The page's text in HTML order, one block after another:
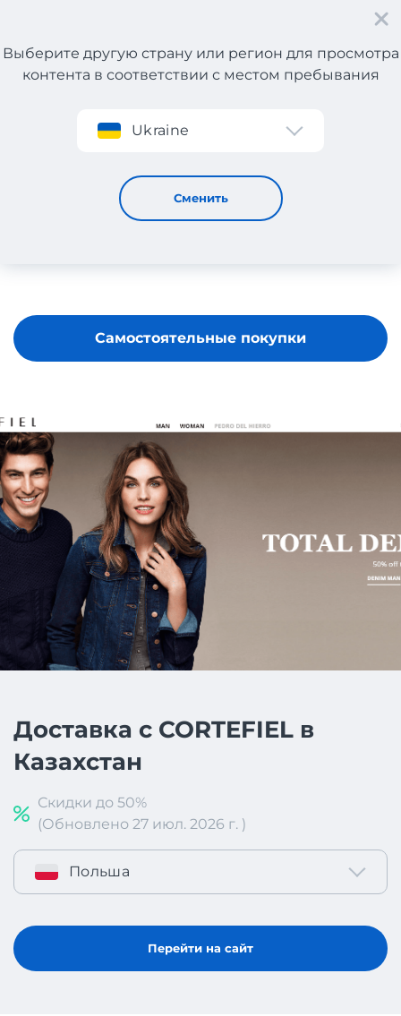
Регистрация
Выберите другую страну или регион для просмотра
контента в соответствии с местом пребывания
Ukraine
Сменить
CORTEFIEL
Самостоятельные покупки
Доставка с CORTEFIEL в
Казахстан
Скидки до 50%
(Обновлено 27 июл. 2026 г. )
Польша
Перейти на сайт